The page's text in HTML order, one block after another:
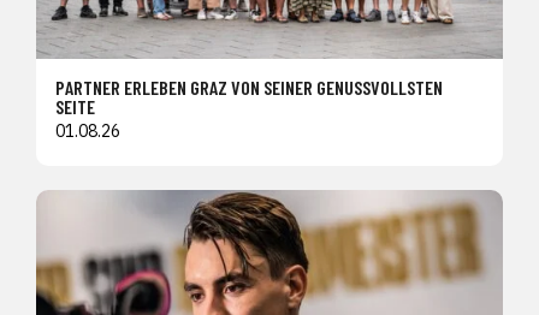
PARTNER ERLEBEN GRAZ VON SEINER GENUSSVOLLSTEN
SEITE
01.08.26